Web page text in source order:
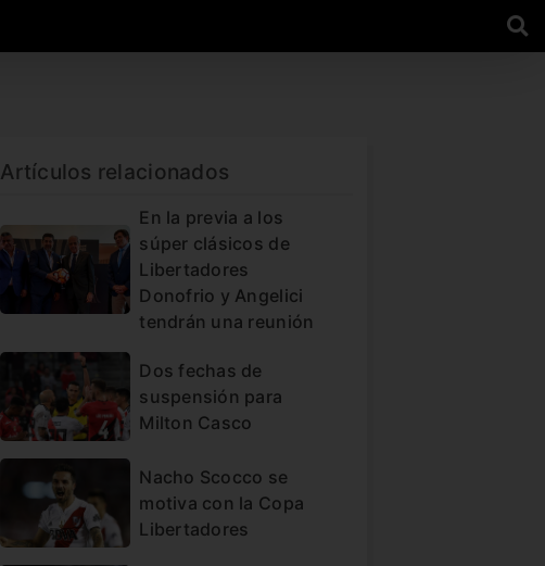
Artículos relacionados
En la previa a los
súper clásicos de
Libertadores
Donofrio y Angelici
tendrán una reunión
Dos fechas de
suspensión para
Milton Casco
Nacho Scocco se
motiva con la Copa
Libertadores